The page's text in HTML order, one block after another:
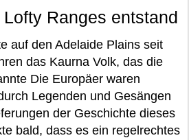
Ranges entstand
auf den Adelaide Plains seit
das Kaurna Volk, das die
Die Europäer waren
Legenden und Gesängen
der Geschichte dieses
bald, dass es ein regelrechtes